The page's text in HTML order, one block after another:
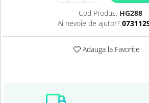
Cod Produs: HG288
Ai nevoie de ajutor?
Adauga la Favorite